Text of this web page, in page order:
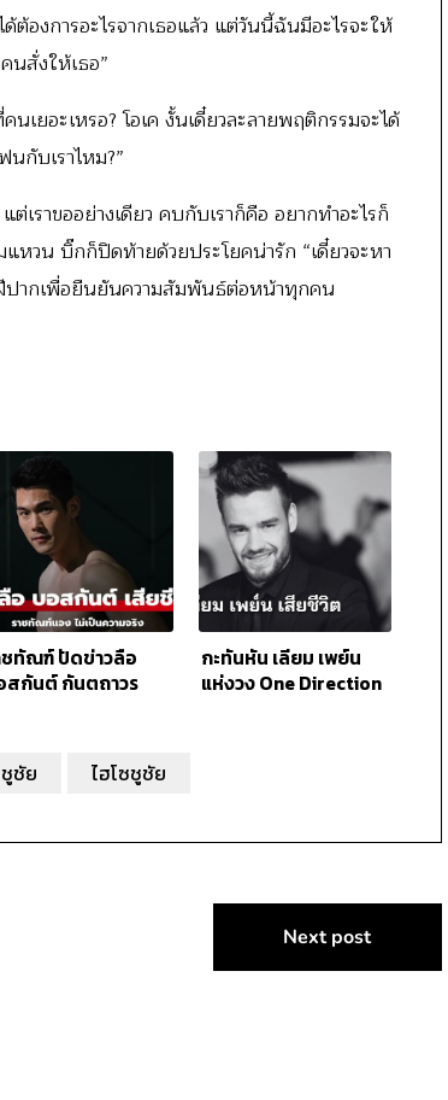
ต้องการอะไรจากเธอแล้ว แต่วันนี้ฉันมีอะไรจะให้
นสั่งให้เธอ”
เยอะเหรอ? โอเค งั้นเดี๋ยวละลายพฤติกรรมจะได้
กับเราไหม?”
เราขออย่างเดียว คบกับเราก็คือ อยากทำอะไรก็
แหวน บิ๊กก็ปิดท้ายด้วยประโยคน่ารัก “เดี๋ยวจะหา
ากเพื่อยืนยันความสัมพันธ์ต่อหน้าทุกคน
ชทัณฑ์ ปัดข่าวลือ
สกันต์ กันตถาวร
กะทันหัน เลียม เพย์น
แห่งวง One Direction
ชัย ไฮโซชูชัย
Next post